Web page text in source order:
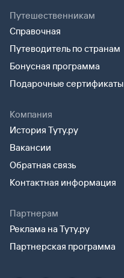
Путешественникам
Справочная
Путеводитель по странам
Бонусная программа
Подарочные сертификаты
Компания
История Туту.ру
Вакансии
Обратная связь
Контактная информация
Партнерам
Реклама на Туту.ру
Партнерская программа